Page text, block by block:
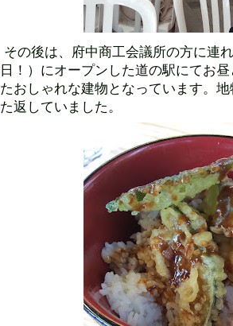
その後は、府中商工会議所の方に連
日！）にオープンした道の駅にてお
たおしゃれな建物となっています。
た返していました。